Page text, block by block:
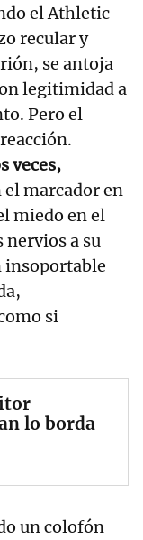
el Athletic
recular y
se antoja
legitimidad a
Pero el
veces,
el marcador en
miedo en el
nervios a su
insoportable
si
lo borda
un colofón